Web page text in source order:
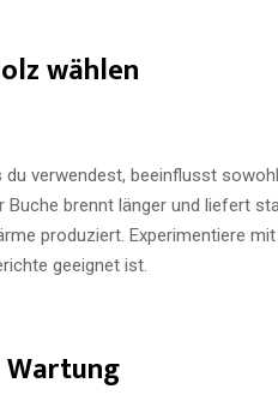
wählen
verwendest, beeinflusst
Buche brennt länger und liefert
produziert. Experimentiere
geeignet ist.
Wartung